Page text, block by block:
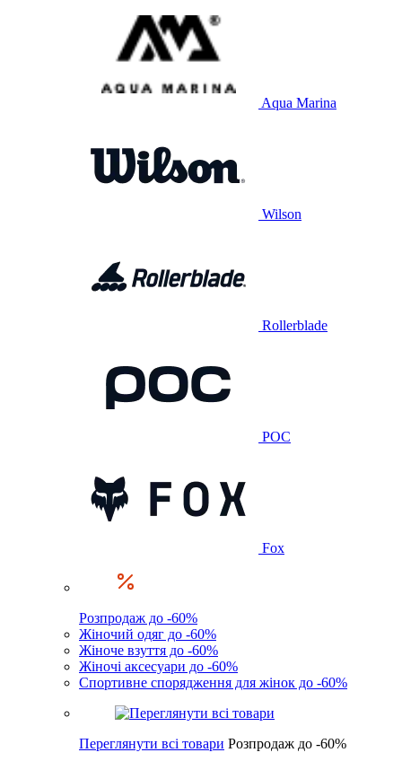
Aqua Marina
Wilson
Rollerblade
POC
Fox
Розпродаж до -60%
Жіночий одяг до -60%
Жіноче взуття до -60%
Жіночі аксесуари до -60%
Спортивне спорядження для жінок до -60%
Переглянути всі товари Розпродаж до -60%